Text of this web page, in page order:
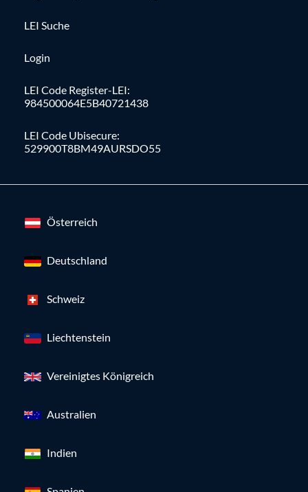
LEI Suche
Login
LEI Code Register-LEI:
984500064E5B40721438
LEI Code Ubisecure:
529900T8BM49AURSDO55
Österreich
Deutschland
Schweiz
Liechtenstein
Vereinigtes Königreich
Australien
Indien